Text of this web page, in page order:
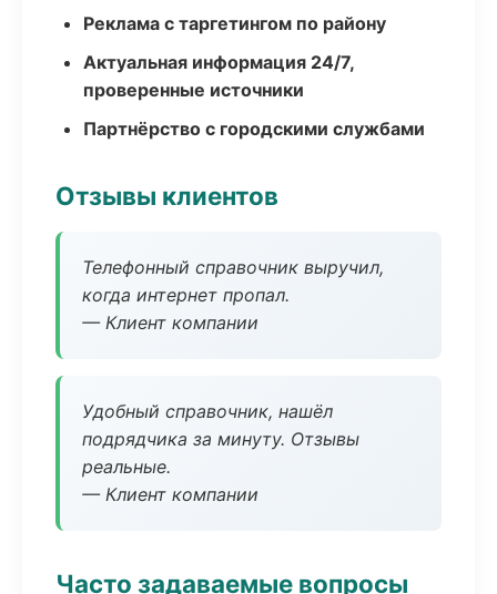
Реклама с таргетингом по району
Актуальная информация 24/7,
проверенные источники
Партнёрство с городскими службами
Отзывы клиентов
Телефонный справочник выручил,
когда интернет пропал.
— Клиент компании
Удобный справочник, нашёл
подрядчика за минуту. Отзывы
реальные.
— Клиент компании
Часто задаваемые вопросы